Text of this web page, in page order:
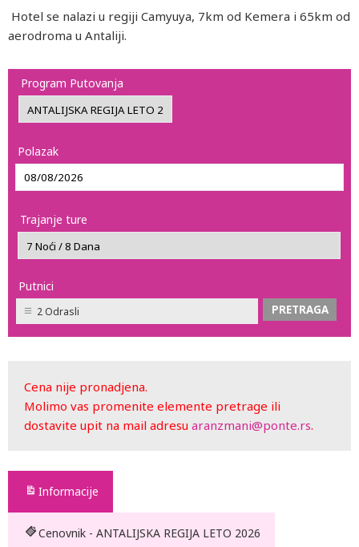
Hotel se nalazi u regiji Camyuya, 7km od Kemera i 65km od
aerodroma u Antaliji.
Program Putovanja
Polazak
Trajanje ture
Putnici
2 Odrasli
Cena nije pronadjena.
Molimo vas promenite elemente pretrage ili
dostavite upit na mail adresu aranzmani@ponte.rs.
Informacije
Cenovnik - ANTALIJSKA REGIJA LETO 2026